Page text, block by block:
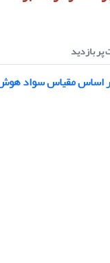
پر بازدید
اساس مقیاس سواد